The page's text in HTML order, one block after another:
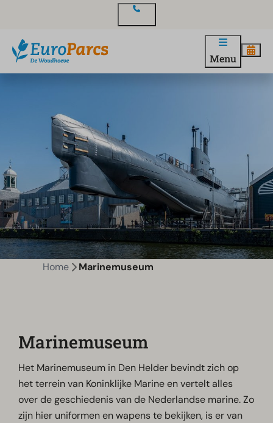
Menu
Home Marinemuseum
Marinemuseum
Het Marinemuseum in Den Helder bevindt zich op
het terrein van Koninklijke Marine en vertelt alles
over de geschiedenis van de Nederlandse marine. Zo
zijn hier uniformen en wapens te bekijken, is er van